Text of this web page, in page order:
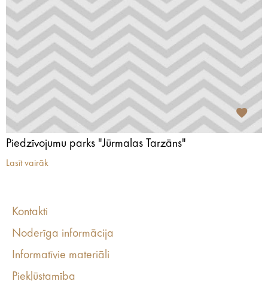
Piedzīvojumu parks "Jūrmalas Tarzāns"
Lasīt vairāk
Kontakti
Noderīga informācija
Informatīvie materiāli
Piekļūstamība